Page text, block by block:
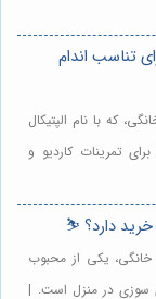
تناسب اندام
که با نام الپتیکال
تمرینات کاردیو و
دارد؟ ⛷️
یکی از محبوب
سوزی در منزل است. |